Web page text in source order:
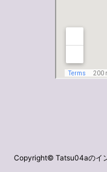
Copyright© Tatsu04aのイ